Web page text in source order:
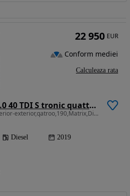
Audi Q3 Sportback 2.0 40 TDI S tronic quattro S Line
1968 cm3 • 190 CP • Sline interior-exterior,qatroo,190,Matrix,Distronik
Diesel 2019
22 950 EUR
Conform mediei
Calculeaza rata